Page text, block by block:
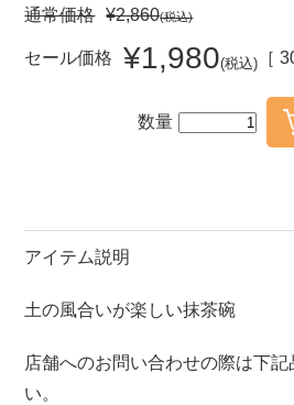
アイテム
小皿
長皿・さんま皿
ポット
マグカップ
通常価格 ¥2,860(税込)
セール価格 ¥1,980(税込) ［
数量
アイテム説明
土の風合いが楽しい抹茶碗
店舗へのお問い合わせの際は下記
い。